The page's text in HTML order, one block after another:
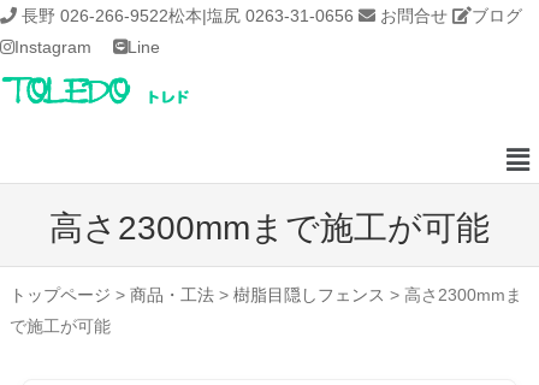
長野 026-266-9522松本|塩尻 0263-31-0656 お問合せ
ブログ
Instagram
Line
高さ2300mmまで施工が可能
トップページ > 商品・工法 > 樹脂目隠しフェンス > 高さ2300mmま
で施工が可能